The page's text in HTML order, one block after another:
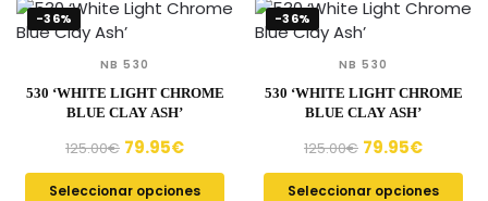
-36%
NB 530
530 ‘WHITE LIGHT CHROME
BLUE CLAY ASH’
125.00€ 79.95€
Seleccionar opciones
-36%
NB 530
530 ‘WHITE LIGHT CHROME
BLUE CLAY ASH’
125.00€ 79.95€
Seleccionar opciones